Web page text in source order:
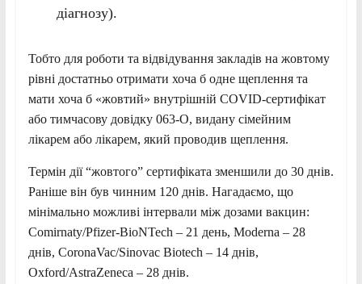
діагнозу).
Тобто для роботи та відвідування закладів на жовтому
рівні достатньо отримати хоча б одне щеплення та
мати хоча б «жовтий» внутрішній COVID-сертифікат
або тимчасову довідку 063-О, видану сімейним
лікарем або лікарем, який проводив щеплення.
Термін дії “жовтого” сертифіката зменшили до 30 днів.
Раніше він був чинним 120 днів. Нагадаємо, що
мінімально можливі інтервали між дозами вакцин:
Comirnaty/Pfizer-BioNTech – 21 день, Moderna – 28
днів, CoronaVac/Sinovac Biotech – 14 днів,
Oxford/AstraZeneca – 28 днів.